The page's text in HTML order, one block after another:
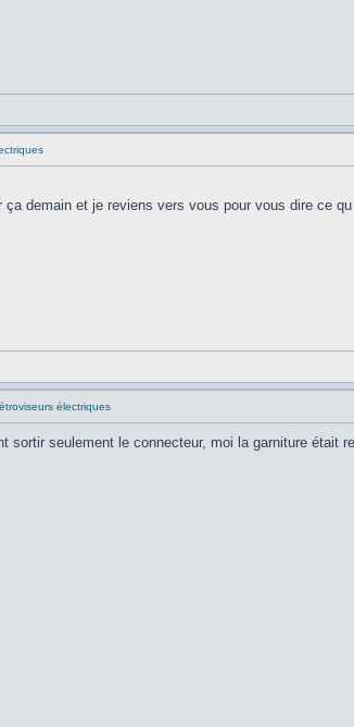
demain et je reviens vers vous pour vous dire ce
électriques
sortir seulement le connecteur, moi la garniture